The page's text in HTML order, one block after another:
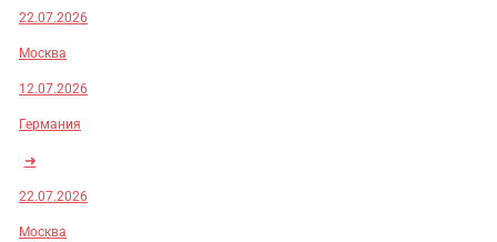
22.07.2026
Москва
12.07.2026
Германия
➜
22.07.2026
Москва